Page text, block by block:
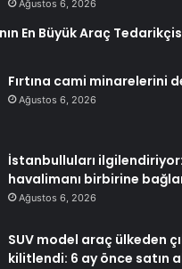
Ağustos 6, 2026
En Büyük Araç
Fırtına cami minarelerini
Ağustos 6, 2026
İstanbulluları
havalimanı birbirine
Ağustos 6, 2026
SUV model araç ülkeden
kilitlendi: 6 ay önce satın